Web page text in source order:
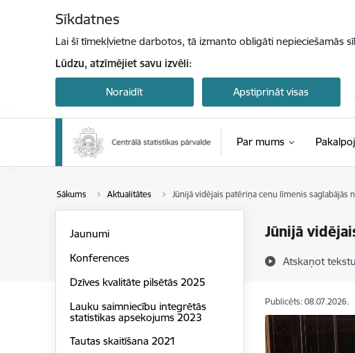
Sīkdatnes
Lai šī tīmekļvietne darbotos, tā izmanto obligāti nepieciešamās
Lūdzu, atzīmējiet savu izvēli:
Noraidīt Apstiprināt visas
Par mums
Sākums Aktualitātes Jūnijā vidējais patēriņa cenu līmenis saglabājās
Jūnijā
Atskaņot tekstu
Jaunumi
Konferences
Dzīves kvalitāte pilsētās 2025
Lauku saimniecību integrētās
statistikas apsekojums 2023
Tautas skaitīšana 2021
Publicēts: 08.07.2026.